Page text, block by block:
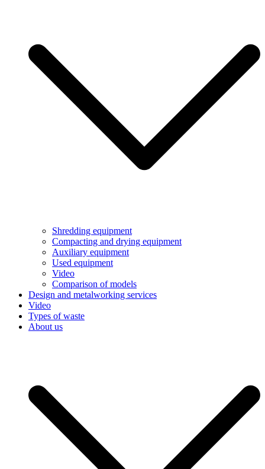
Shredding equipment
Compacting and drying equipment
Auxiliary equipment
Used equipment
Video
Comparison of models
Design and metalworking services
Video
Types of waste
About us